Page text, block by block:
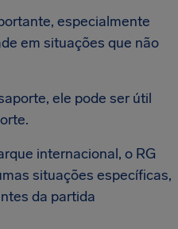
especialmente
em situações que não
ele pode ser útil
internacional, o RG
situações específicas,
da partida